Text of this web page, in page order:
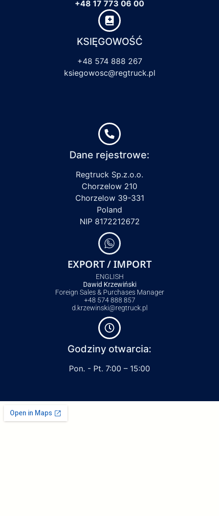
+48 17 773 06 00
KSIĘGOWOŚĆ
+48 574 888 267
ksiegowosc@regtruck.pl
Dane rejestrowe:
Regtruck Sp.z.o.o.
Chorzelow 210
Chorzelow 39-331
Poland
NIP 8172212672
EXPORT / IMPORT
ENGLISH
Dawid Krzewiński
Foreign Sales & Purchases Manager
+48 574 888 857
d.krzewinski@regtruck.pl
Godziny otwarcia:
Pon. - Pt. 7:00 – 15:00